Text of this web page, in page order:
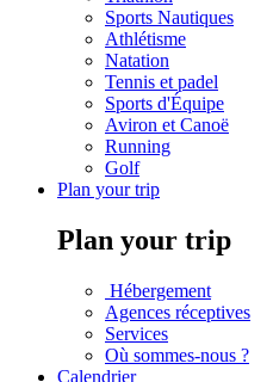
Sports Nautiques
Athlétisme
Natation
Tennis et padel
Sports d'Équipe
Aviron et Canoë
Running
Golf
Plan your trip
Plan your trip
Hébergement
Agences réceptives
Services
Où sommes-nous ?
Calendrier